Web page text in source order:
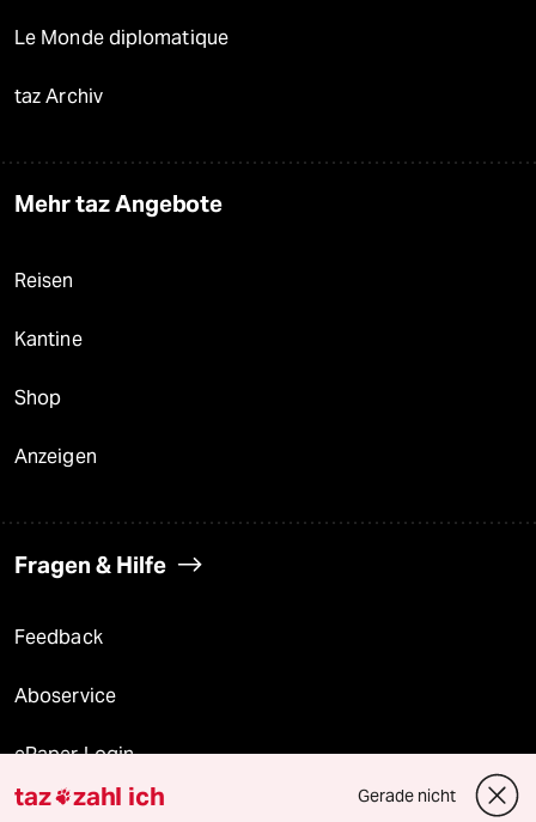
Le Monde diplomatique
taz Archiv
Mehr taz Angebote
Reisen
Kantine
Shop
Anzeigen
Fragen & Hilfe
Feedback
Aboservice
ePaper Login
Downloads für Abonnierende
taz zahl ich Gerade nicht